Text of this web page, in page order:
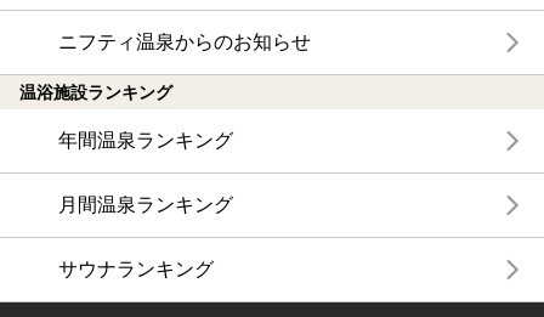
ニフティ温泉からのお知らせ
温浴施設ランキング
年間温泉ランキング
月間温泉ランキング
サウナランキング